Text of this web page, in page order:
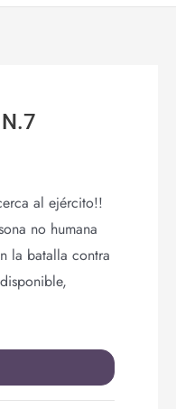
al ejército!!
no humana
la batalla contra